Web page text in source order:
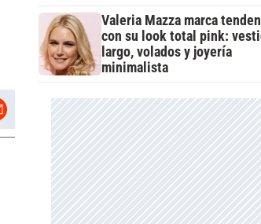
Valeria Mazza marca
con su look total pink:
largo, volados y joyería
minimalista